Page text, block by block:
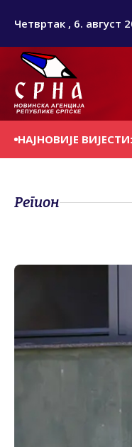
Четвртак , 6. август
НАЈНОВИЈЕ ВИЈЕСТИ:
"ВИТЕБСК" ИЗ
Регион